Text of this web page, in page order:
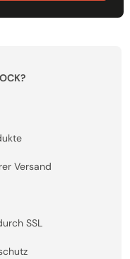
Versand
SSL